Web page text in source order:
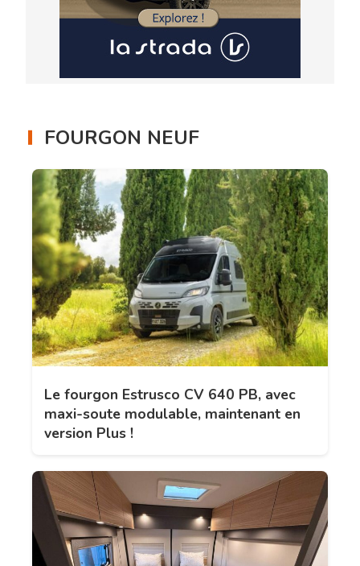
FOURGON NEUF
Le fourgon Estrusco CV 640 PB, avec
maxi-soute modulable, maintenant en
version Plus !